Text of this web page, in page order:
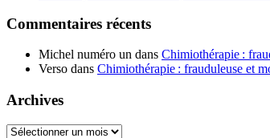
Commentaires récents
Michel numéro un dans Chimiothérapie :
Verso dans Chimiothérapie : frauduleuse et
Archives
Archives